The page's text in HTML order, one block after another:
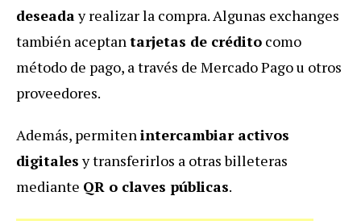
deseaday realizar la compra. Algunas exchanges
también aceptantarjetas de crédito como
método de pago, a través de Mercado Pago u otros
proveedores.
Además, permitenintercambiar activos
digitalesy transferirlos a otras billeteras
mediante QR o claves públicas.